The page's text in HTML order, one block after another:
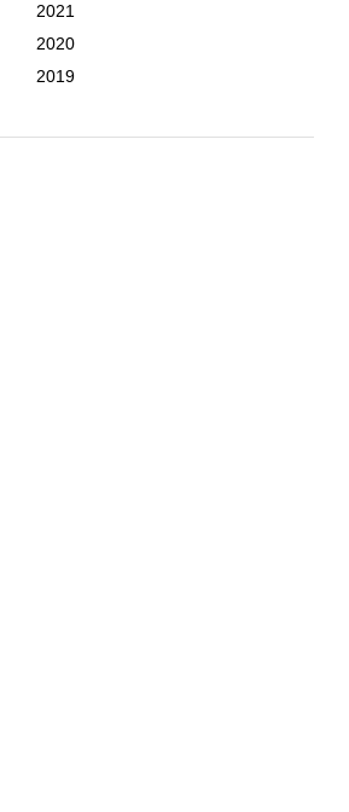
2021
2020
2019